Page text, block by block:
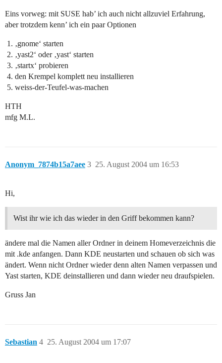
Eins vorweg: mit SUSE hab’ ich auch nicht allzuviel Erfahrung,
aber trotzdem kenn’ ich ein paar Optionen
‚gnome‘ starten
‚yast2‘ oder ‚yast‘ starten
‚startx‘ probieren
den Krempel komplett neu installieren
weiss-der-Teufel-was-machen
HTH
mfg M.L.
Anonym_7874b15a7aee 25. August 2004 um 16:53
3
Hi,
Wist ihr wie ich das wieder in den Griff bekommen kann?
ändere mal die Namen aller Ordner in deinem Homeverzeichnis die
mit .kde anfangen. Dann KDE neustarten und schauen ob sich was
ändert. Wenn nicht Ordner wieder denn alten Namen verpassen und
Yast starten, KDE deinstallieren und dann wieder neu draufspielen.
Gruss Jan
Sebastian 25. August 2004 um 17:07
4